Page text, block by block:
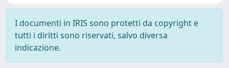
I documenti in IRIS sono protetti da copyright e
tutti i diritti sono riservati, salvo diversa
indicazione.